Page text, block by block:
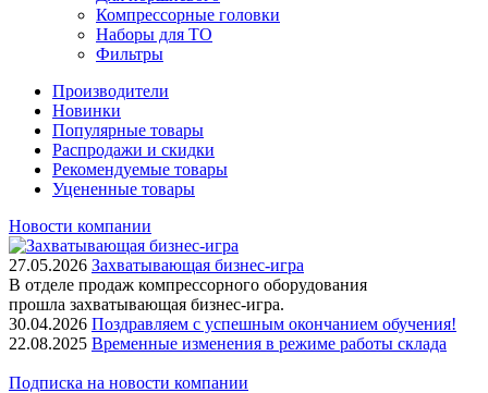
Компрессорные головки
Наборы для ТО
Фильтры
Производители
Новинки
Популярные товары
Распродажи и скидки
Рекомендуемые товары
Уцененные товары
Новости компании
27.05.2026 Захватывающая бизнес-игра
В отделе продаж компрессорного оборудования
прошла захватывающая бизнес-игра.
30.04.2026 Поздравляем с успешным окончанием обучения!
22.08.2025 Временные изменения в режиме работы склада
Подписка на новости компании